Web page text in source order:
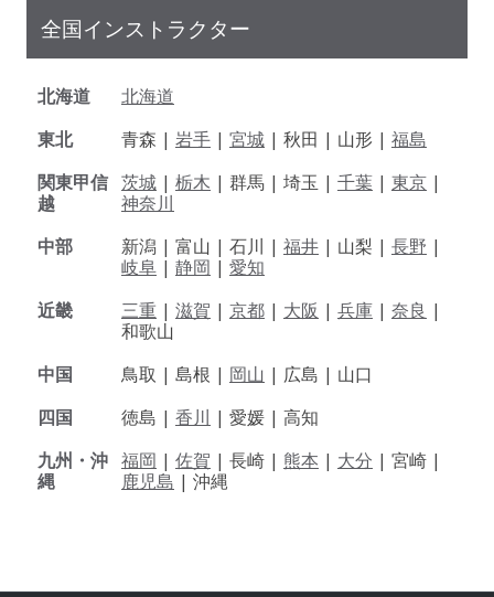
全国インストラクター
北海道
北海道
東北
青森 | 岩手 | 宮城 | 秋田 | 山形 | 福島
関東甲信
越
茨城 | 栃木 | 群馬 | 埼玉 | 千葉 | 東京 |
神奈川
中部
新潟 | 富山 | 石川 | 福井 | 山梨 | 長野 |
岐阜 | 静岡 | 愛知
近畿
三重 | 滋賀 | 京都 | 大阪 | 兵庫 | 奈良 |
和歌山
中国
鳥取 | 島根 | 岡山 | 広島 | 山口
四国
徳島 | 香川 | 愛媛 | 高知
九州・沖
縄
福岡 | 佐賀 | 長崎 | 熊本 | 大分 | 宮崎 |
鹿児島 | 沖縄